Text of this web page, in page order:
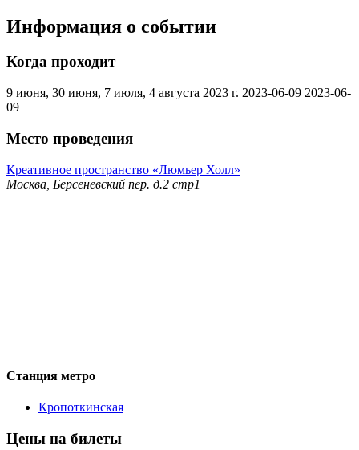
Информация о событии
Когда проходит
9 июня, 30 июня, 7 июля, 4 августа 2023 г. 2023-06-09 2023-06-
09
Место проведения
Креативное пространство «Люмьер Холл»
Москва, Берсеневский пер. д.2 стр1
Станция метро
Кропоткинская
Цены на билеты